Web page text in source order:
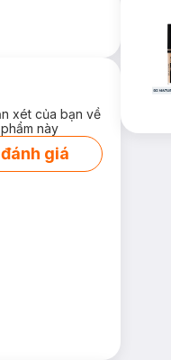
xét của bạn về
này
giá